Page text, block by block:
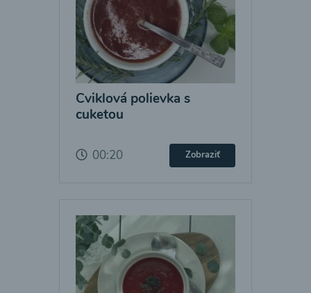
Cviklová polievka s
cuketou
00:20 Zobraziť